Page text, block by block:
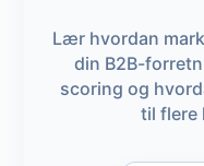
Lær hvordan
din B2B-
scoring og
til flere